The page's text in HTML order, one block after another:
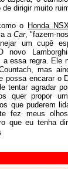
de dirigir muito
o Honda
aCar, "fazem-
um cupê
novo
a essa regra. Ele
mas
possa encarar o
tentar agradar
quer propor
que puderem
fez meus
que eu tenha